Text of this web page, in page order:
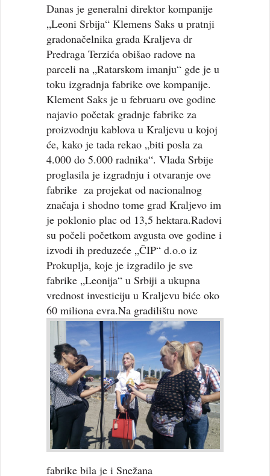
Danas je generalni direktor kompanije
„Leoni Srbija“ Klemens Saks u pratnji
gradonačelnika grada Kraljeva dr
Predraga Terzića obišao radove na
parceli na „Ratarskom imanju“ gde je u
toku izgradnja fabrike ove kompanije.
Klement Saks je u februaru ove godine
najavio početak gradnje fabrike za
proizvodnju kablova u Kraljevu u kojoj
će, kako je tada rekao „biti posla za
4.000 do 5.000 radnika“. Vlada Srbije
proglasila je izgradnju i otvaranje ove
fabrike za projekat od nacionalnog
značaja i shodno tome grad Kraljevo im
je poklonio plac od 13,5 hektara.Radovi
su počeli početkom avgusta ove godine i
izvodi ih preduzeće „ČIP“ d.o.o iz
Prokuplja, koje je izgradilo je sve
fabrike „Leonija“ u Srbiji a ukupna
vrednost investiciju u Kraljevu biće oko
60 miliona evra.Na gradilištu nove
fabrike bila je i Snežana